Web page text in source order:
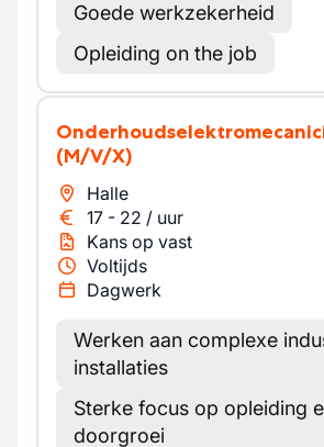
Goede werkzekerheid
Opleiding on the job
(M/V/X)
Halle
17 - 22 / uur
Kans op vast
Voltijds
Dagwerk
Werken aan complexe
installaties
Sterke focus op opleiding
doorgroei